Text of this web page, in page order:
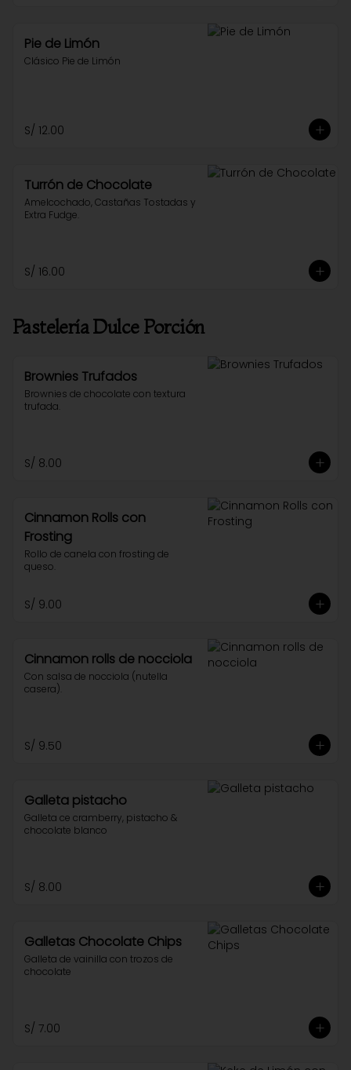
Pie de Limón
Clásico Pie de Limón
S/ 12.00
Turrón de Chocolate
Amelcochado, Castañas Tostadas y
Extra Fudge.
S/ 16.00
Pastelería Dulce Porción
Brownies Trufados
Brownies de chocolate con textura
trufada.
S/ 8.00
Cinnamon Rolls con
Frosting
Rollo de canela con frosting de
queso.
S/ 9.00
Cinnamon rolls de nocciola
Con salsa de nocciola (nutella
casera).
S/ 9.50
Galleta pistacho
Galleta ce cramberry, pistacho &
chocolate blanco
S/ 8.00
Galletas Chocolate Chips
Galleta de vainilla con trozos de
chocolate
S/ 7.00